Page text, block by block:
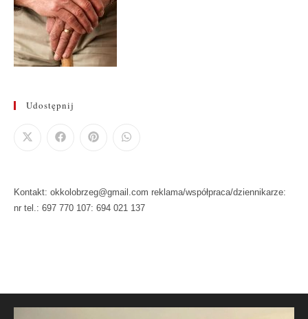
Udostępnij
Kontakt: okkolobrzeg@gmail.com reklama/współpraca/dziennikarze:
nr tel.: 697 770 107: 694 021 137